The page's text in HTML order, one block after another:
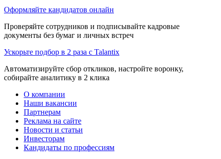
Оформляйте кандидатов онлайн
Проверяйте сотрудников и подписывайте кадровые
документы без бумаг и личных встреч
Ускорьте подбор в 2 раза с Talantix
Автоматизируйте сбор откликов, настройте воронку,
собирайте аналитику в 2 клика
О компании
Наши вакансии
Партнерам
Реклама на сайте
Новости и статьи
Инвесторам
Кандидаты по профессиям